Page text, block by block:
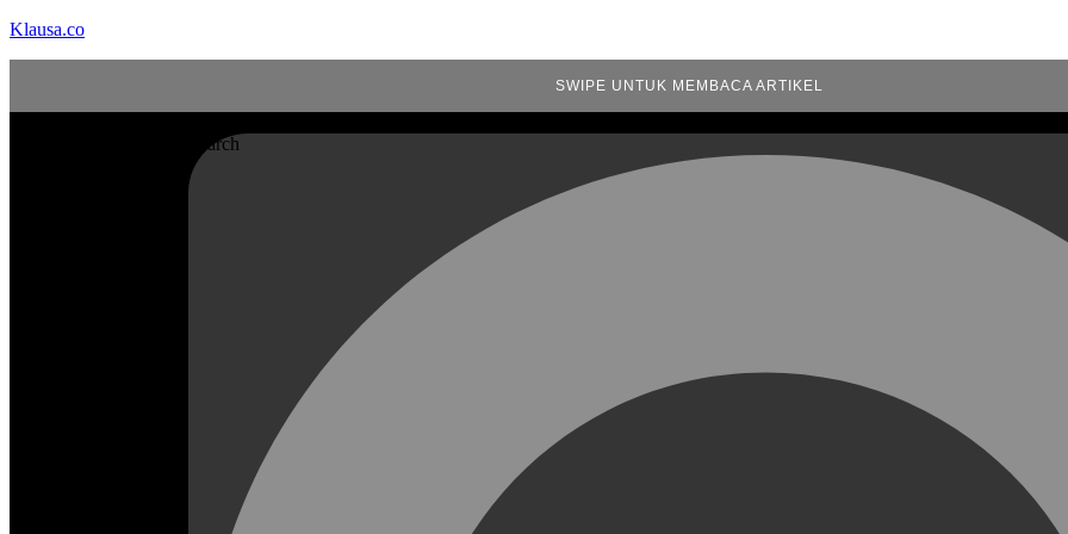
Klausa.co
SWIPE UNTUK MEMBACA ARTIKEL
Search